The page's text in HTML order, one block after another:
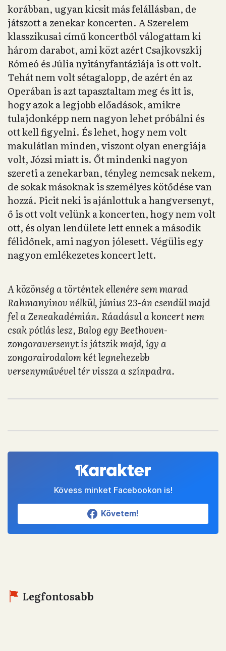
korábban, ugyan kicsit más felállásban, de
játszott a zenekar koncerten. A Szerelem
klasszikusai című koncertből válogattam ki
három darabot, ami közt azért Csajkovszkij
Rómeó és Júlia nyitányfantáziája is ott volt.
Tehát nem volt sétagalopp, de azért én az
Operában is azt tapasztaltam meg és itt is,
hogy azok a legjobb előadások, amikre
tulajdonképp nem nagyon lehet próbálni és
ott kell figyelni. És lehet, hogy nem volt
makulátlan minden, viszont olyan energiája
volt, Józsi miatt is. Őt mindenki nagyon
szereti a zenekarban, tényleg nemcsak nekem,
de sokak másoknak is személyes kötődése van
hozzá. Picit neki is ajánlottuk a hangversenyt,
ő is ott volt velünk a koncerten, hogy nem volt
ott, és olyan lendülete lett ennek a második
félidőnek, ami nagyon jólesett. Végülis egy
nagyon emlékezetes koncert lett.
A közönség a történtek ellenére sem marad
Rahmanyinov nélkül, június 23-án csendül majd
fel a Zeneakadémián. Ráadásul a koncert nem
csak pótlás lesz, Balog egy Beethoven-
zongoraversenyt is játszik majd, így a
zongorairodalom két legnehezebb
versenyművével tér vissza a színpadra.
Kövess minket Facebookon is!
Követem!
Legfontosabb